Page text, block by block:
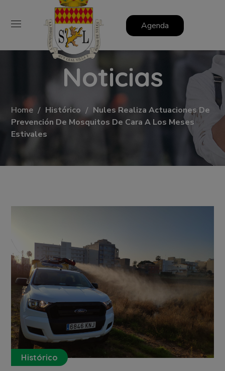
Agenda
Noticias
Home Histórico
Nules Realiza Actuaciones De
Prevención De Mosquitos De Cara A Los Meses
Estivales
Histórico